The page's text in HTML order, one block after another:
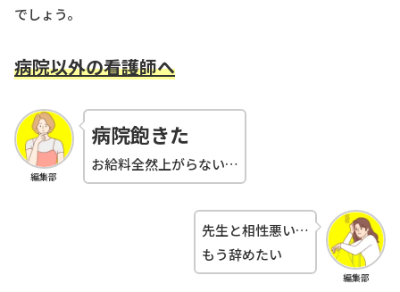
でしょう。
病院以外の看護師へ
編集部
病院飽きた
お給料全然上がらない…
編集部
先生と相性悪い…
もう辞めたい